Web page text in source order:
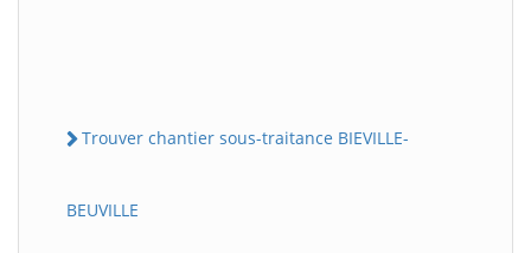
Trouver chantier sous-traitance BIEVILLE-
BEUVILLE